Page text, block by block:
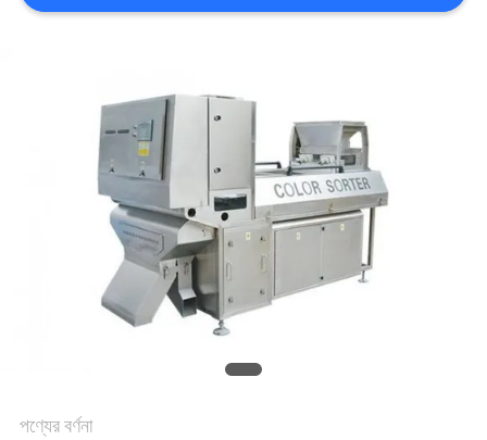
জন্য
পণ্যের বর্ণনা